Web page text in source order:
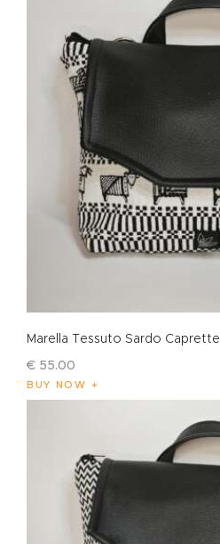
Marella Tessuto Sardo Caprette
€ 55.00
BUY NOW